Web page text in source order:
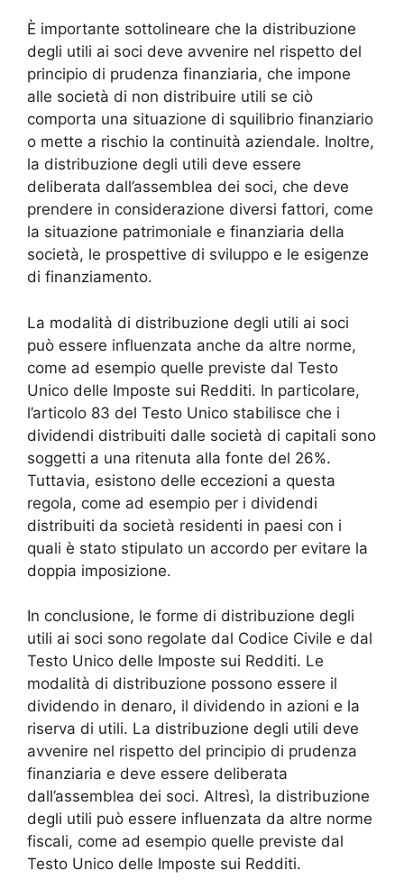
È importante sottolineare che la distribuzione
degli utili ai soci deve avvenire nel rispetto del
principio di prudenza finanziaria, che impone
alle società di non distribuire utili se ciò
comporta una situazione di squilibrio finanziario
o mette a rischio la continuità aziendale. Inoltre,
la distribuzione degli utili deve essere
deliberata dall’assemblea dei soci, che deve
prendere in considerazione diversi fattori, come
la situazione patrimoniale e finanziaria della
società, le prospettive di sviluppo e le esigenze
di finanziamento.
La modalità di distribuzione degli utili ai soci
può essere influenzata anche da altre norme,
come ad esempio quelle previste dal Testo
Unico delle Imposte sui Redditi. In particolare,
l’articolo 83 del Testo Unico stabilisce che i
dividendi distribuiti dalle società di capitali sono
soggetti a una ritenuta alla fonte del 26%.
Tuttavia, esistono delle eccezioni a questa
regola, come ad esempio per i dividendi
distribuiti da società residenti in paesi con i
quali è stato stipulato un accordo per evitare la
doppia imposizione.
In conclusione, le forme di distribuzione degli
utili ai soci sono regolate dal Codice Civile e dal
Testo Unico delle Imposte sui Redditi. Le
modalità di distribuzione possono essere il
dividendo in denaro, il dividendo in azioni e la
riserva di utili. La distribuzione degli utili deve
avvenire nel rispetto del principio di prudenza
finanziaria e deve essere deliberata
dall’assemblea dei soci. Altresì, la distribuzione
degli utili può essere influenzata da altre norme
fiscali, come ad esempio quelle previste dal
Testo Unico delle Imposte sui Redditi.